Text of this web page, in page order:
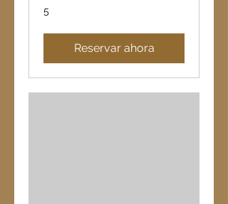
5
Reservar ahora